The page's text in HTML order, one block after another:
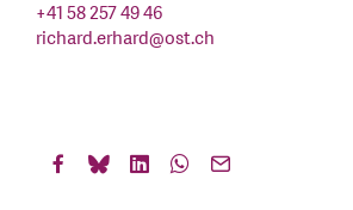
+41 58 257 49 46
richard.erhard@ost.ch